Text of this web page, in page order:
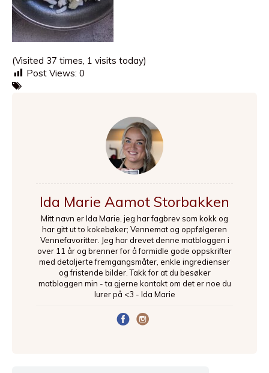
(Visited 37 times, 1 visits today)
Post Views: 0
Ida Marie Aamot Storbakken
Mitt navn er Ida Marie, jeg har fagbrev som kokk og
har gitt ut to kokebøker; Vennemat og oppfølgeren
Vennefavoritter. Jeg har drevet denne matbloggen i
over 11 år og brenner for å formidle gode oppskrifter
med detaljerte fremgangsmåter, enkle ingredienser
og fristende bilder. Takk for at du besøker
matbloggen min - ta gjerne kontakt om det er noe du
lurer på <3 - Ida Marie